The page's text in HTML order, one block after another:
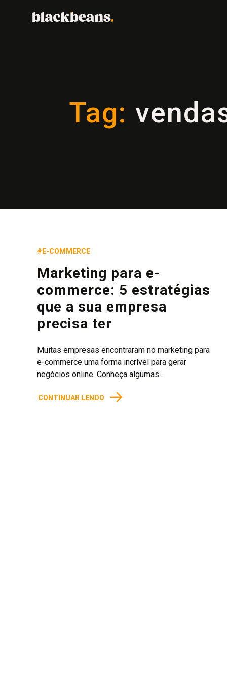
Tag:
#E-COMMERCE
Marketing para e-
commerce: 5 estratégias
que a sua empresa
precisa ter
Muitas empresas encontraram no marketing para
e-commerce uma forma incrível para gerar
negócios online. Conheça algumas...
CONTINUAR LENDO →